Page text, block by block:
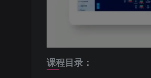
课程目录：